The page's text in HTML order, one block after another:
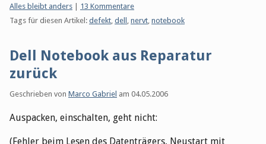
Kategorien:
Alles bleibt anders | 13 Kommentare
Tags für diesen Artikel: defekt dell nervt notebook
Dell Notebook aus Reparatur
zurück
Geschrieben von Marco Gabriel am 04.05.2006
Auspacken, einschalten, geht nicht:
(Fehler beim Lesen des Datenträgers, Neustart mit